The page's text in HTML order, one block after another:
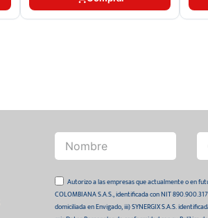
Autorizo a las empresas que actualmente o en
COLOMBIANA S.A.S., identificada con NIT
domiciliada en Envigado, iii) SYNERGIX S.A.S.